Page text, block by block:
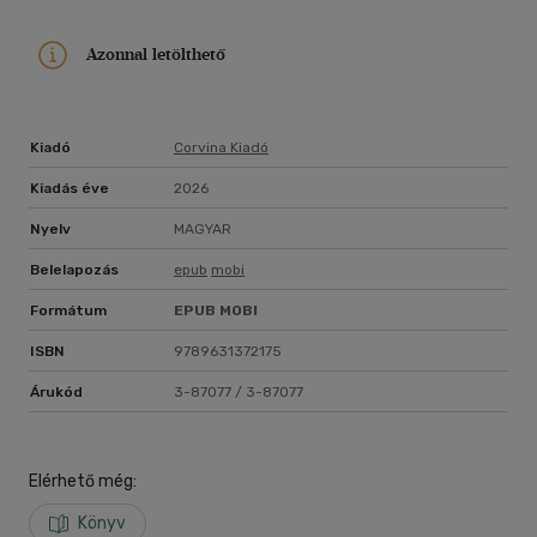
Azonnal letölthető
Kiadó Corvina Kiadó
Kiadás éve 2026
Nyelv MAGYAR
Belelapozás epub mobi
Formátum EPUB MOBI
ISBN 9789631372175
Árukód 3-87077 / 3-87077
Elérhető még:
Könyv